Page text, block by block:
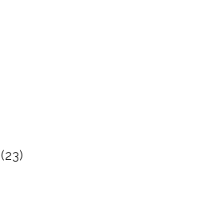
(23)